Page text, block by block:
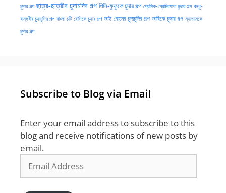
চুদার গল্প ছাত্র-ছাত্রীর চুদাচদির গল্প পিসি-ফুফুকে চুদার গল্প প্রেমিক-প্রেমিকাকে চুদার গল্প বন্ধু-
বান্ধবীর চুদাচুদির গল্প বাংলা চটি বৌদিকে চুদার গল্প ভাই-বোনের চুদাচুদির গল্প ভাবিকে চুদার গল্প ম্যাডামকে
চুদার গল্প
Subscribe to Blog via Email
Enter your email address to subscribe to this
blog and receive notifications of new posts by
email.
Address